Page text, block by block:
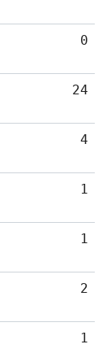
0
24
4
1
1
2
1